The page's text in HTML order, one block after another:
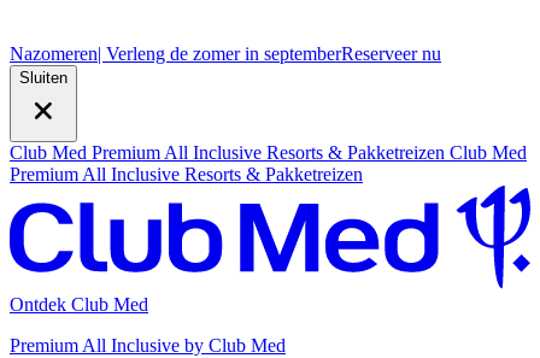
Nazomeren| Verleng de zomer in septemberReserveer nu
Sluiten
Club Med Premium All Inclusive Resorts & Pakketreizen Club Med
Premium All Inclusive Resorts & Pakketreizen
Ontdek Club Med
Premium All Inclusive by Club Med